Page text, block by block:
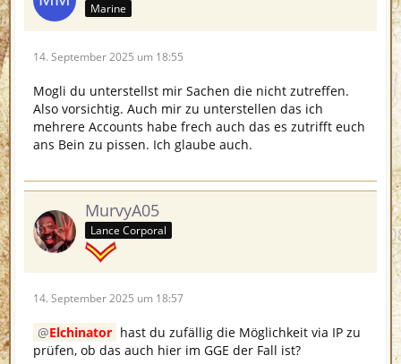
Marine
14. September 2025 um 18:55
Mogli du unterstellst mir Sachen die nicht zutreffen.
Also vorsichtig. Auch mir zu unterstellen das ich
mehrere Accounts habe frech auch das es zutrifft euch
ans Bein zu pissen. Ich glaube auch.
MurvyA05
Lance Corporal
14. September 2025 um 18:57
Elchinator hast du zufällig die Möglichkeit via IP zu
prüfen, ob das auch hier im GGE der Fall ist?